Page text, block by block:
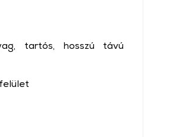
tartós, hosszú távú